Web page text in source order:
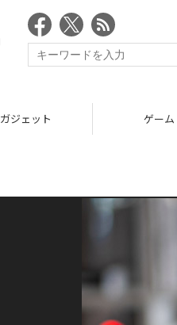
ガジェット ゲーム